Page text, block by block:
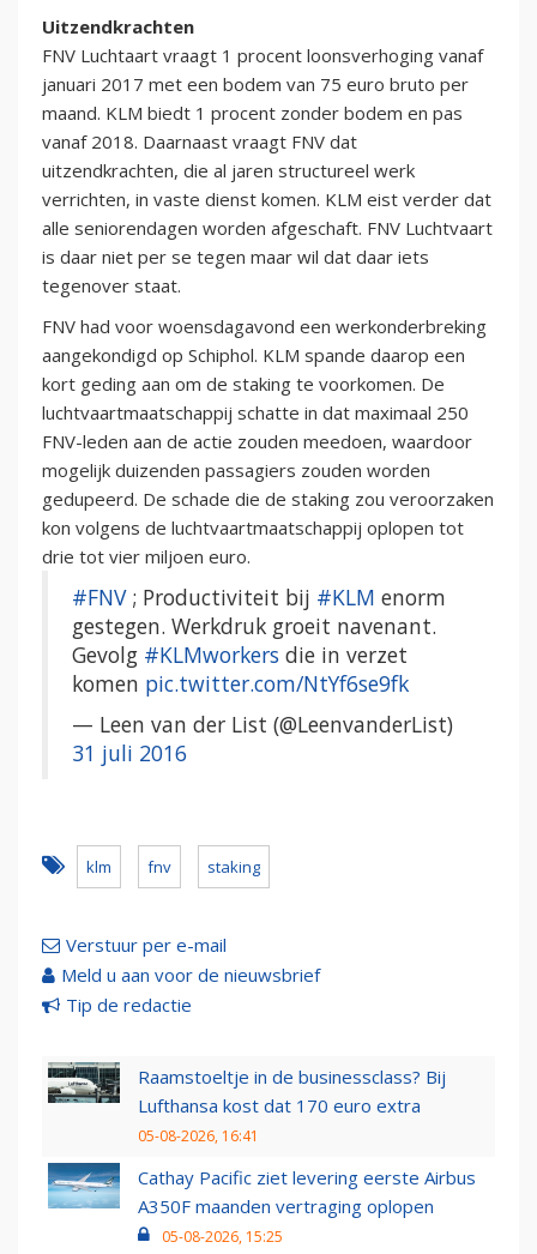
Uitzendkrachten
FNV Luchtaart vraagt 1 procent loonsverhoging vanaf
januari 2017 met een bodem van 75 euro bruto per
maand. KLM biedt 1 procent zonder bodem en pas
vanaf 2018. Daarnaast vraagt FNV dat
uitzendkrachten, die al jaren structureel werk
verrichten, in vaste dienst komen. KLM eist verder dat
alle seniorendagen worden afgeschaft. FNV Luchtvaart
is daar niet per se tegen maar wil dat daar iets
tegenover staat.
FNV had voor woensdagavond een werkonderbreking
aangekondigd op Schiphol. KLM spande daarop een
kort geding aan om de staking te voorkomen. De
luchtvaartmaatschappij schatte in dat maximaal 250
FNV-leden aan de actie zouden meedoen, waardoor
mogelijk duizenden passagiers zouden worden
gedupeerd. De schade die de staking zou veroorzaken
kon volgens de luchtvaartmaatschappij oplopen tot
drie tot vier miljoen euro.
#FNV; Productiviteit bij #KLM enorm
gestegen. Werkdruk groeit navenant.
Gevolg #KLMworkers die in verzet
komen pic.twitter.com/NtYf6se9fk
— Leen van der List (@LeenvanderList)
31 juli 2016
klm fnv staking
Verstuur per e-mail
Meld u aan voor de nieuwsbrief
Tip de redactie
Raamstoeltje in de businessclass? Bij
Lufthansa kost dat 170 euro extra
05-08-2026, 16:41
Cathay Pacific ziet levering eerste Airbus
A350F maanden vertraging oplopen
05-08-2026, 15:25